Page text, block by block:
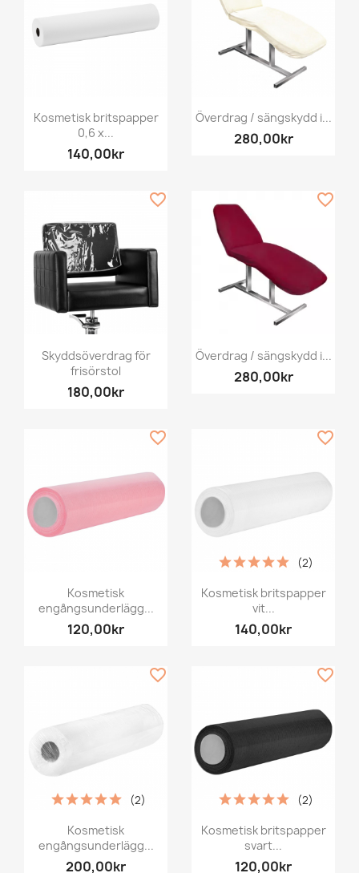
Kosmetisk britspapper
0,6 x...
140,00kr
Överdrag / sängskydd i...
280,00kr
Skyddsöverdrag för
frisörstol
180,00kr
favorite_border
Överdrag / sängskydd i...
280,00kr
favorite_border
Kosmetisk
engångsunderlägg...
120,00kr
favorite_border
Kosmetisk britspapper
vit...
140,00kr
(2)
favorite_border
Kosmetisk
engångsunderlägg...
200,00kr
(2)
favorite_border
Kosmetisk britspapper
svart...
120,00kr
(2)
favorite_border